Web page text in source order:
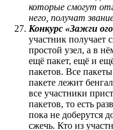
которые смогут
него, получат
Конкурс «Зажги
участник получает
простой узел, а в
ещё пакет, ещё и
пакетов. Все
пакете лежит
все участники
пакетов, то есть
пока не доберутся
сжечь. Кто из